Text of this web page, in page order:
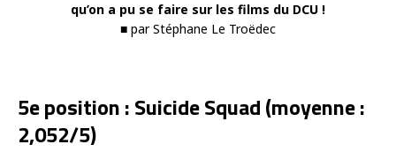
qu’on a pu se faire sur les films du DCU !
■ par Stéphane Le Troëdec
5e position : Suicide Squad (moyenne :
2,052/5)